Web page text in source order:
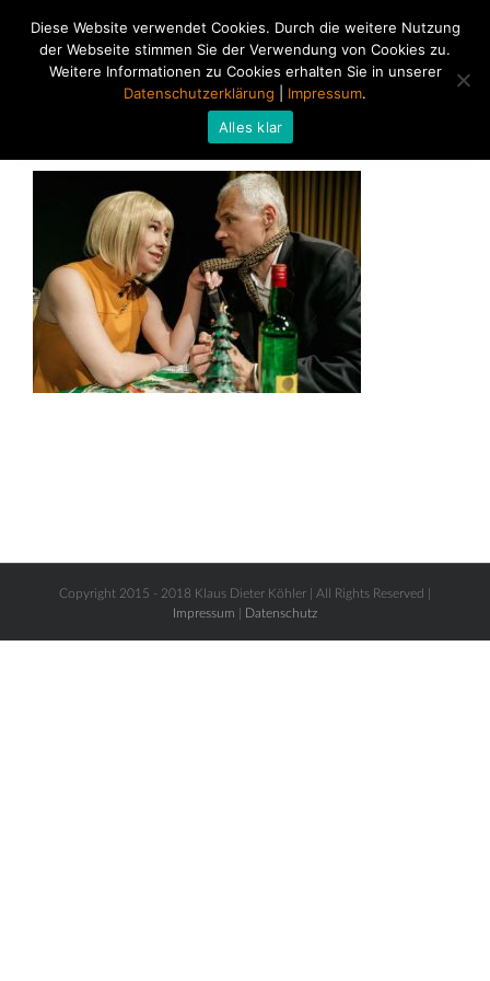
Copyright 2015 - 2018 Klaus Dieter Köhler | All Rights Reserved |
Impressum
Datenschutz
Diese Website verwendet Cookies. Durch die weitere Nutzung
der Webseite stimmen Sie der Verwendung von Cookies zu.
Weitere Informationen zu Cookies erhalten Sie in unserer
Datenschutzerklärung
Impressum.
Alles klar